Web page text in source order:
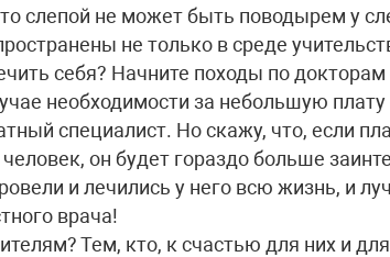
слепой не может быть поводырем у
не только в среде
себя? Начните походы по
необходимости за небольшую
специалист. Но скажу, что, если
он будет гораздо больше
и лечились у него всю жизнь, и
врача!
Тем, кто, к счастью для них и